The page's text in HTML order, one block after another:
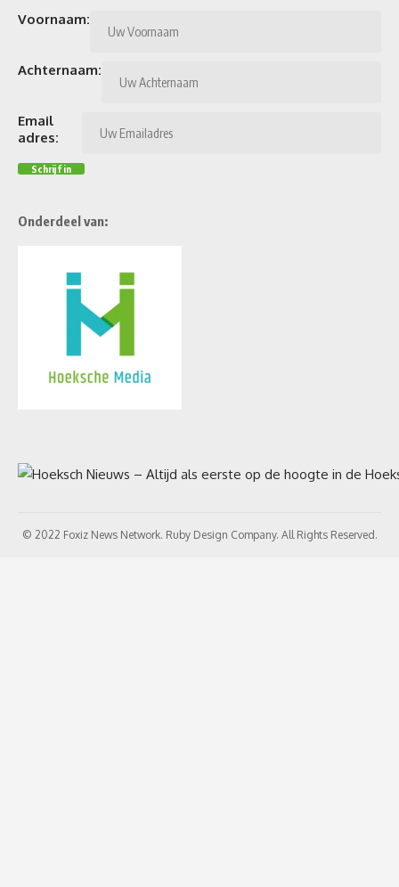
Voornaam:
Achternaam:
Email
adres:
Onderdeel van:
© 2022 Foxiz News Network. Ruby Design Company. All Rights Reserved.